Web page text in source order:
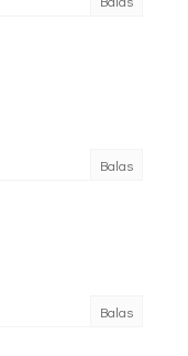
Balas
Balas